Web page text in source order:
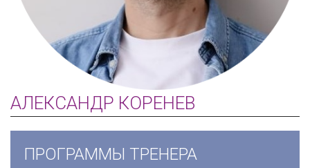
АЛЕКСАНДР КОРЕНЕВ
ПРОГРАММЫ ТРЕНЕРА